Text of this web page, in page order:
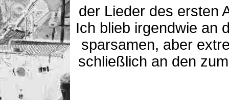
der Lieder des ersten
Ich blieb irgendwie an
sparsamen, aber
schließlich an den